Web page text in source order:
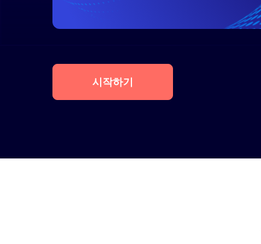
시작하기